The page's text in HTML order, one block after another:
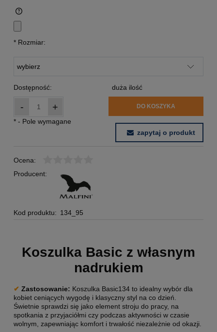
* Rozmiar:
Dostępność: duża ilość
- + DO KOSZYKA
* - Pole wymagane
zapytaj o produkt
Ocena:
Producent:
Kod produktu: 134_95
Koszulka Basic z własnym
nadrukiem
✔ Zastosowanie: Koszulka Basic134 to idealny wybór dla
kobiet ceniących wygodę i klasyczny styl na co dzień.
Świetnie sprawdzi się jako element stroju do pracy, na
spotkania z przyjaciółmi czy podczas aktywności w czasie
wolnym, zapewniając komfort i trwałość niezależnie od okazji.